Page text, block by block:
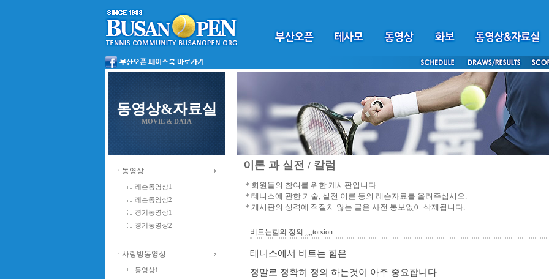
동영상&자료실
MOVIE & DATA
ㆍ동영상
레슨동영상1
레슨동영상2
경기동영상1
경기동영상2
ㆍ사랑방동영상
동영상1
이론 과 실전 / 칼럼
＊회원들의 참여를 위한 게시판입니다
＊테니스에 관한 기술, 실전 이론 등의 레슨자료를 올려주십시오.
＊게시판의 성격에 적절치 않는 글은 사전 통보없이 삭제됩니다.
비트는힘의 정의 ,,,,torsion
테니스에서 비트는 힘은
정말로 정확히 정의 하는것이 아주 중요합니다